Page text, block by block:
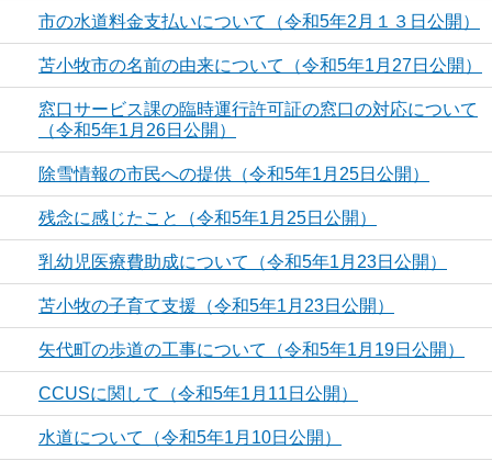
市の水道料金支払いについて（令和5年2月１３日公開）
苫小牧市の名前の由来について（令和5年1月27日公開）
窓口サービス課の臨時運行許可証の窓口の対応について
（令和5年1月26日公開）
除雪情報の市民への提供（令和5年1月25日公開）
残念に感じたこと（令和5年1月25日公開）
乳幼児医療費助成について（令和5年1月23日公開）
苫小牧の子育て支援（令和5年1月23日公開）
矢代町の歩道の工事について（令和5年1月19日公開）
CCUSに関して（令和5年1月11日公開）
水道について（令和5年1月10日公開）